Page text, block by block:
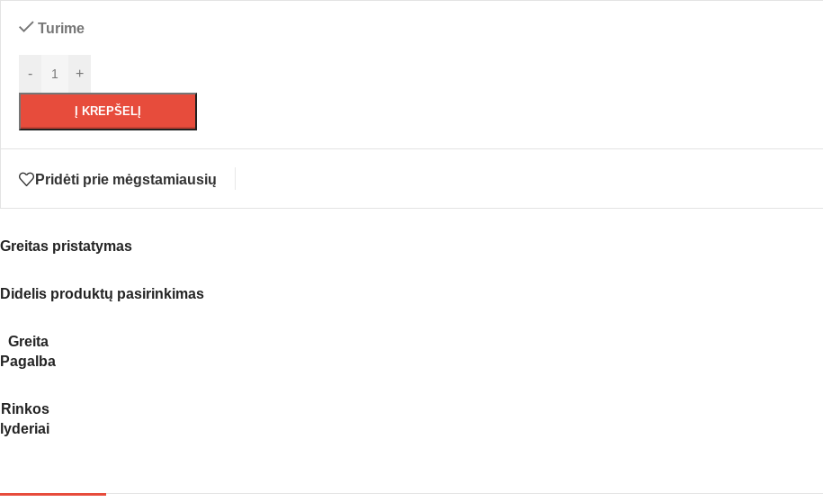
Turime
- +
Į KREPŠELĮ
Pridėti prie mėgstamiausių
Greitas pristatymas
Didelis produktų pasirinkimas
Greita
Pagalba
Rinkos
lyderiai